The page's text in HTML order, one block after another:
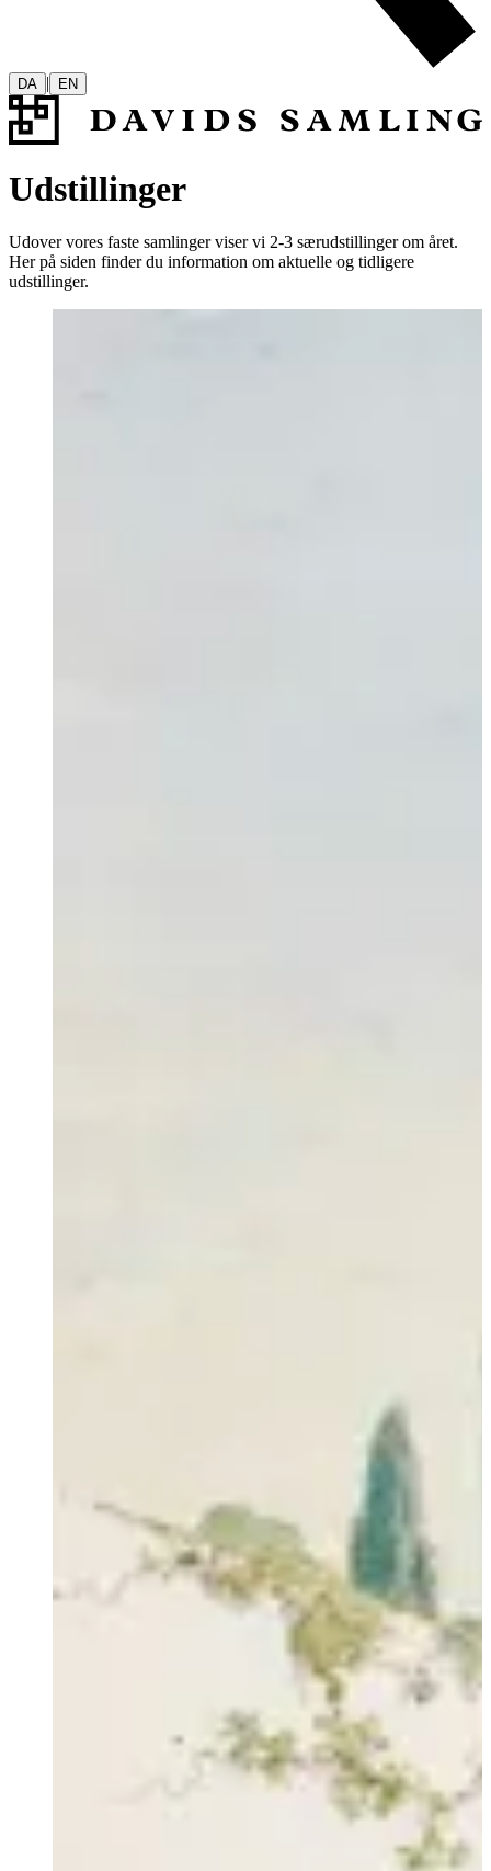
DA | EN
Udstillinger
Udover vores faste samlinger viser vi 2-3 særudstillinger om året.
Her på siden finder du information om aktuelle og tidligere
udstillinger.